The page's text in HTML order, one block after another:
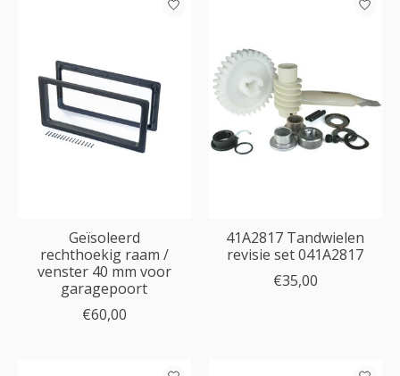
Geïsoleerd
rechthoekig raam /
venster 40 mm voor
garagepoort
€60,00
41A2817 Tandwielen
revisie set 041A2817
€35,00